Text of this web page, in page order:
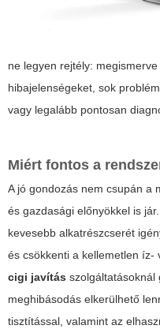
ne legyen rejtély:
hibajelenségeket, sok
vagy legalább pontosan
Miért fontos a
A jó gondozás nem csupán a
és gazdasági előnyökkel is
kevesebb alkatrészcserét
és csökkenti a kellemetlen íz-
cigi javítás szolgáltatásoknál
meghibásodás elkerülhető
tisztítással, valamint az